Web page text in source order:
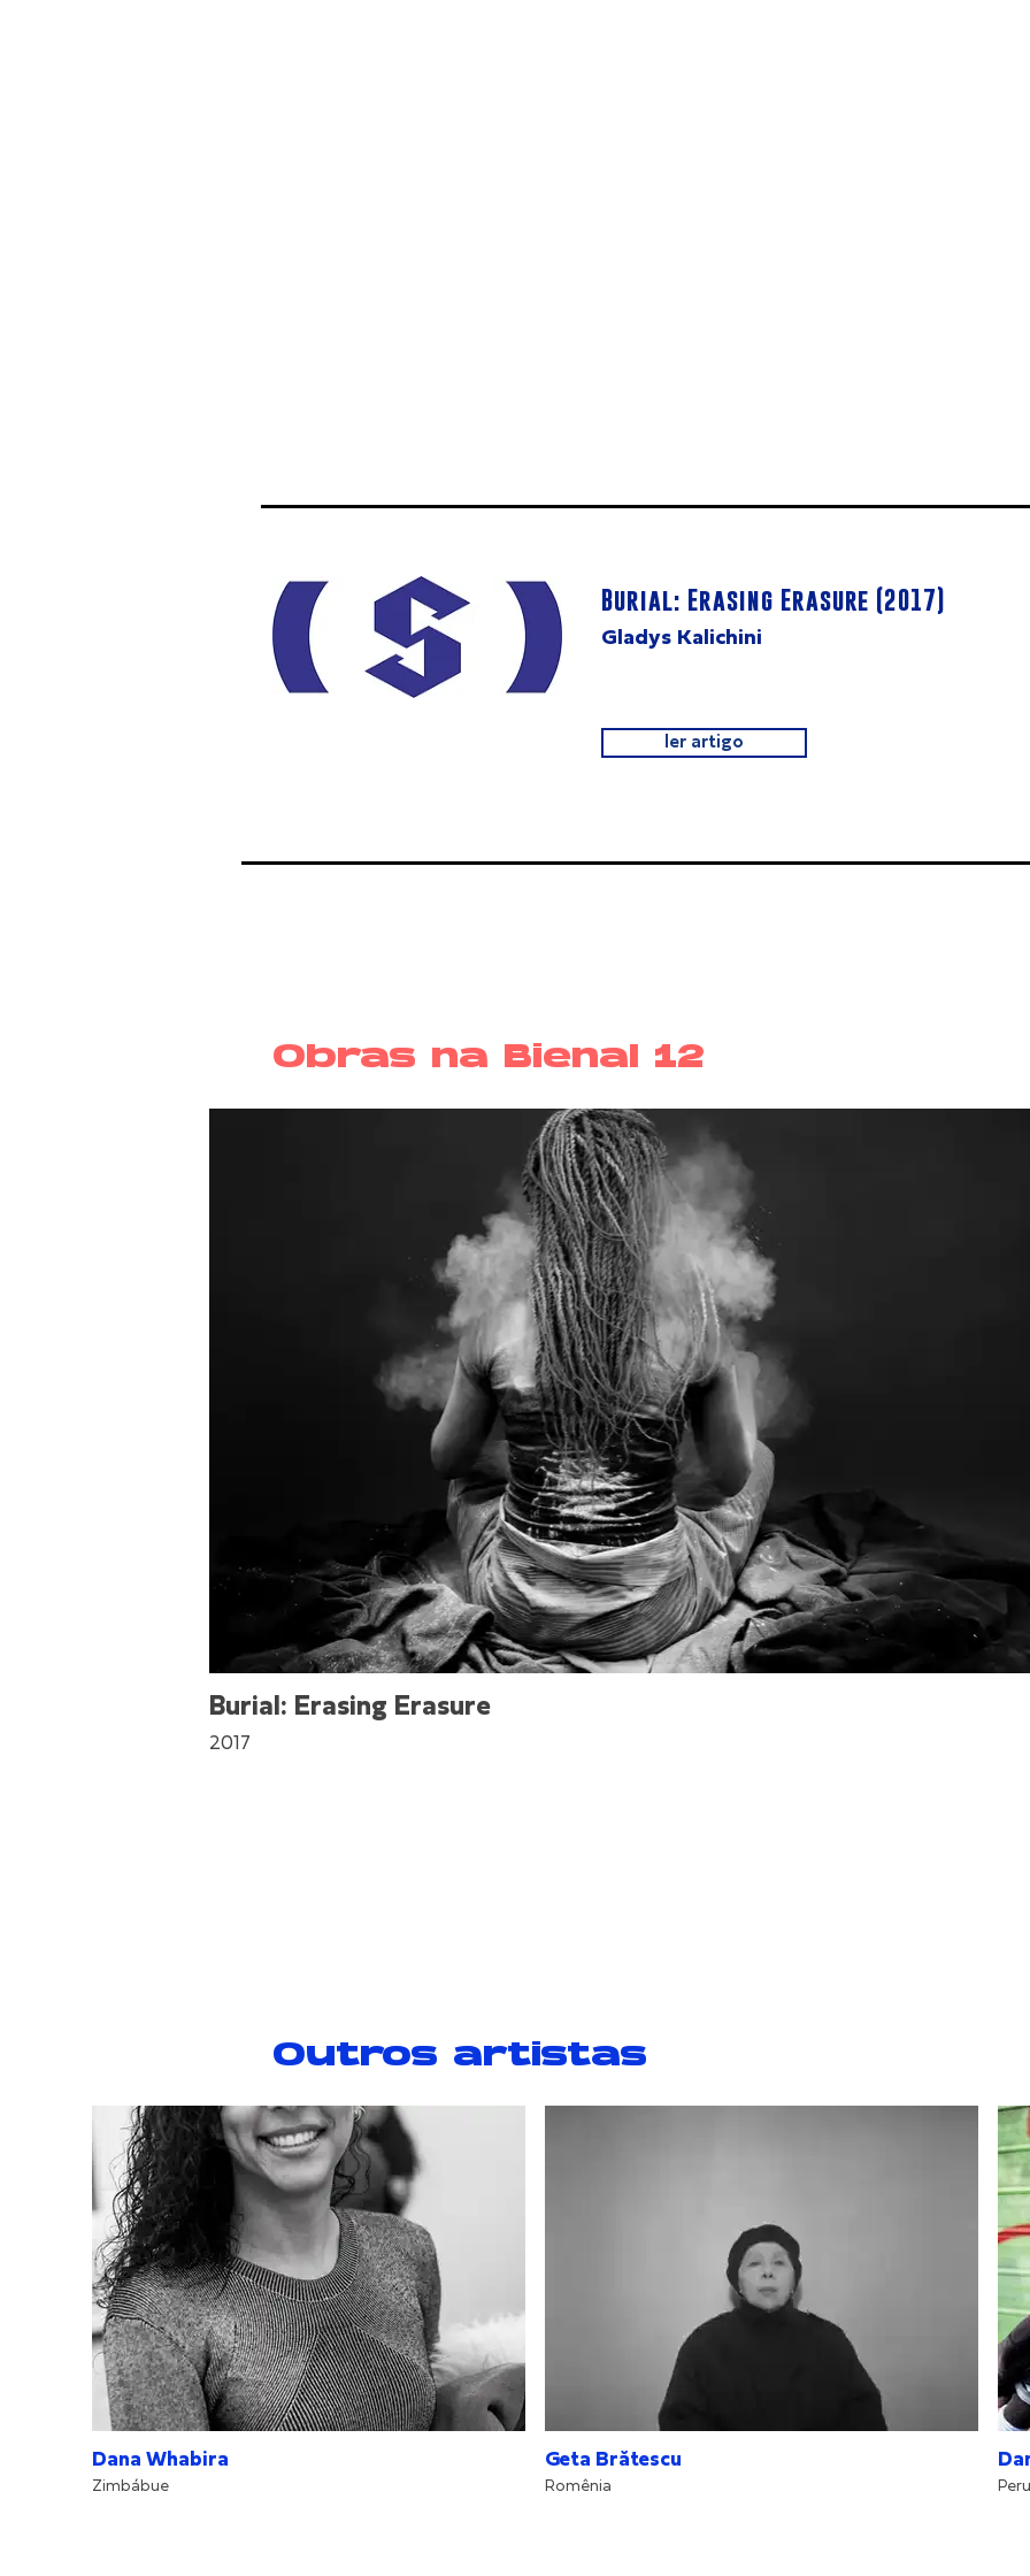
Burial: Erasing Erasure (2017)
Gladys Kalichini
ler artigo
Obras na Bienal 12
Burial: Erasing Erasure
2017
Outros artistas
Dana Whabira
Zimbábue
Geta Brătescu
Romênia Peru